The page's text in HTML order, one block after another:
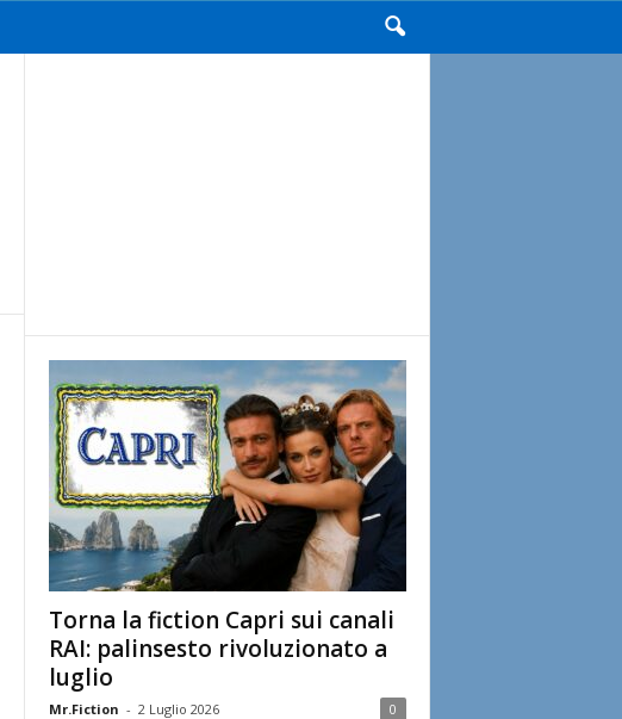
Torna la fiction Capri sui canali
RAI: palinsesto rivoluzionato a
luglio
Mr.Fiction - 2 Luglio 2026 0